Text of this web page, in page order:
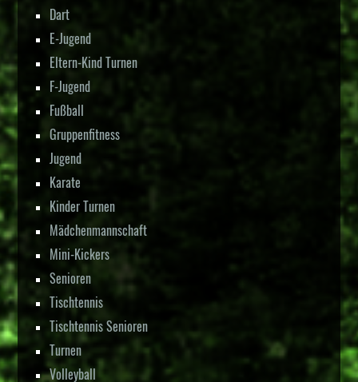
Dart
E-Jugend
Eltern-Kind Turnen
F-Jugend
Fußball
Gruppenfitness
Jugend
Karate
Kinder Turnen
Mädchenmannschaft
Mini-Kickers
Senioren
Tischtennis
Tischtennis Senioren
Turnen
Volleyball